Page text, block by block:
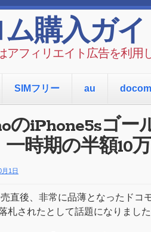
購入ガイ
アフィリエイト広告を利用
SIMフリー au
のiPhone5sゴ
時期の半額10
1日
直後、非常に品薄となったドコ
札されたとして話題になりました